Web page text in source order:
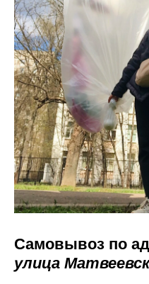
Самовывоз по
улица